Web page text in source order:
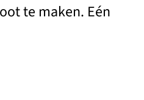
te maken. Eén